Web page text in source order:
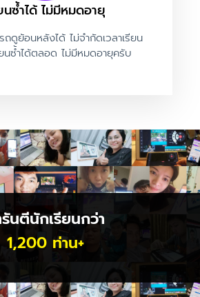
นซ้ำได้ ไม่มีหมดอายุ
ถดูย้อนหลังได้ ไม่จำกัดเวลาเรียน
นซ้ำได้ตลอด ไม่มีหมดอายุครับ
นตีนักเรียนกว่า
1,200 ท่าน+